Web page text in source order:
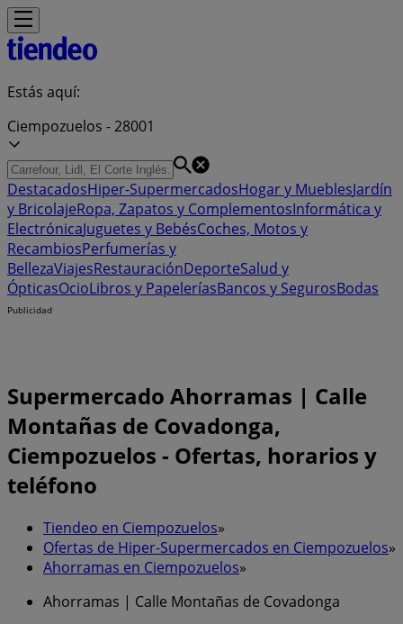
Estás aquí:
Ciempozuelos - 28001
DestacadosHiper-SupermercadosHogar y MueblesJardín
y BricolajeRopa, Zapatos y ComplementosInformática y
ElectrónicaJuguetes y BebésCoches, Motos y
RecambiosPerfumerías y
BellezaViajesRestauraciónDeporteSalud y
ÓpticasOcioLibros y PapeleríasBancos y SegurosBodas
Publicidad
Supermercado Ahorramas | Calle
Montañas de Covadonga,
Ciempozuelos - Ofertas, horarios y
teléfono
Tiendeo en Ciempozuelos»
Ofertas de Hiper-Supermercados en Ciempozuelos»
Ahorramas en Ciempozuelos»
Ahorramas | Calle Montañas de Covadonga